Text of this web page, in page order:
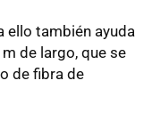
ello también ayuda
de largo, que se
de fibra de